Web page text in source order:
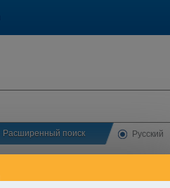
Расширенный поиск Русский